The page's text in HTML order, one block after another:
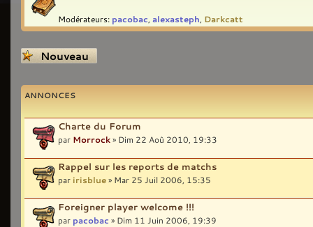
Modérateurs: pacobac alexasteph Darkcatt
Écrire un nouveau
sujet
ANNONCES
Charte du Forum
par Morrock» Dim 22 Aoû 2010, 19:33
Rappel sur les reports de matchs
par irisblue» Mar 25 Juil 2006, 15:35
Foreigner player welcome !!!
par pacobac » Dim 11 Juin 2006, 19:39